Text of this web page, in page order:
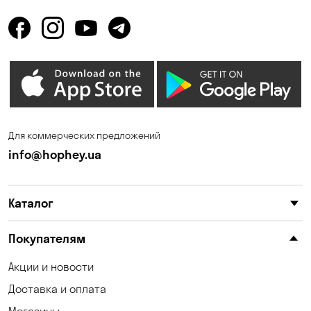
Горишние Плавни
Елизаветовка Зазимье
Калиновка
Киев
Княжичи
Коцюбинское
Для коммерческих предложений
info@hophey.ua
Каталог
Покупателям
Акции и новости
Доставка и оплата